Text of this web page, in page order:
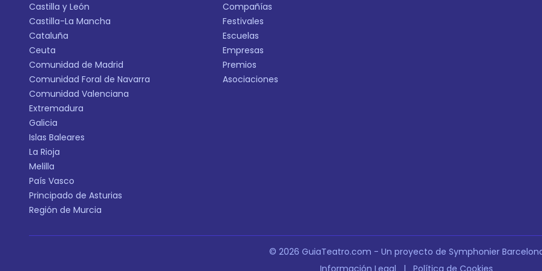
Castilla y León
Castilla-La Mancha
Cataluña
Ceuta
Comunidad de Madrid
Comunidad Foral de Navarra
Comunidad Valenciana
Extremadura
Galicia
Islas Baleares
La Rioja
Melilla
País Vasco
Principado de Asturias
Región de Murcia
Compañías
Festivales
Escuelas
Empresas
Premios
Asociaciones
© 2026 GuiaTeatro.com - Un proyecto de Symphonier